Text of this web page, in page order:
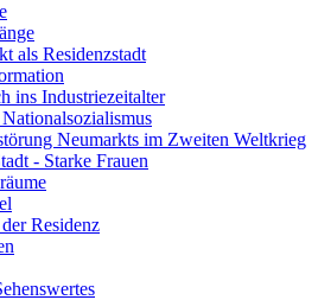
als Residenzstadt
ins Industriezeitalter
Neumarkts im Zweiten Weltkrieg
- Starke Frauen
Residenz